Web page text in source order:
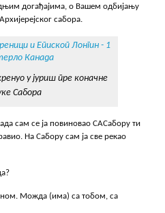
догађајима, о Вашем одбијању
сабора.
у јуриш пре коначне
Сабора
сам се ја повиновао САСабору ти
На Сабору сам ја све рекао
Можда (има) са тобом, са